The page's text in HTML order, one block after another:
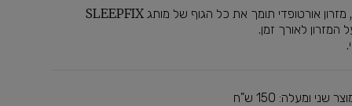
המזרון לאורך זמן.
שני ומעלה: 150 ש"ח